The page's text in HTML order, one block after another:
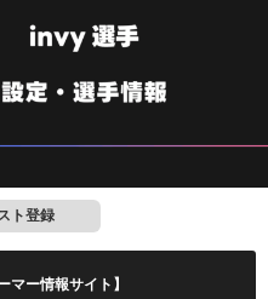
ト登録
マー情報サイト】